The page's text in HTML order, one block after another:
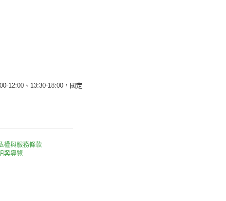
12:00、13:30-18:00，國定
權與服務條款
與導覽